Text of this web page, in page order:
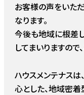
お客様の声をいた
なります。
今後も地域に根差
してまいりますので
ハウスメンテナス
心とした、地域密